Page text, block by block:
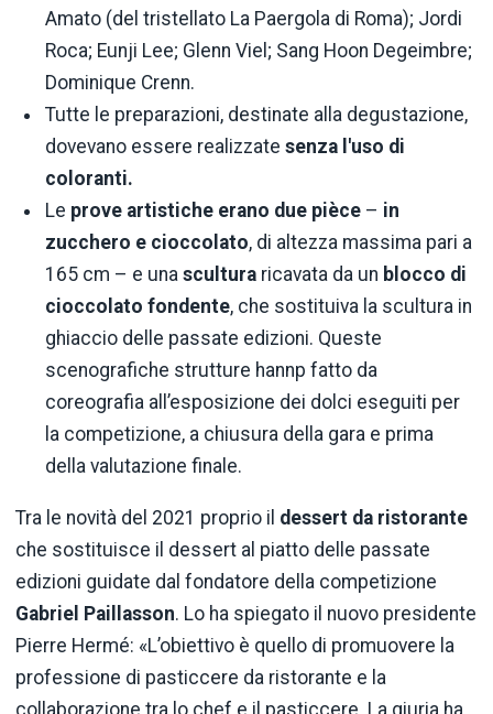
Amato (del tristellato La Paergola di Roma); Jordi
Roca; Eunji Lee; Glenn Viel; Sang Hoon Degeimbre;
Dominique Crenn.
Tutte le preparazioni, destinate alla degustazione,
dovevano essere realizzatesenza l'uso di
coloranti.
Le prove artistiche erano due pièce – in
zucchero e cioccolato, di altezza massima pari a
165 cm – e unascultura ricavata da un blocco di
cioccolato fondente, che sostituiva la scultura in
ghiaccio delle passate edizioni. Queste
scenografiche strutture hannp fatto da
coreografia all’esposizione dei dolci eseguiti per
la competizione, a chiusura della gara e prima
della valutazione finale.
Tra le novità del 2021 proprio il dessert da ristorante
che sostituisce il dessert al piatto delle passate
edizioni guidate dal fondatore della competizione
Gabriel Paillasson. Lo ha spiegato il nuovo presidente
Pierre Hermé: «L’obiettivo è quello di promuovere la
professione di pasticcere da ristorante e la